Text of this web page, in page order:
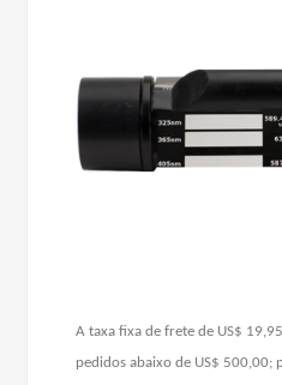
A taxa fixa de frete de US$
pedidos abaixo de US$ 500,00;